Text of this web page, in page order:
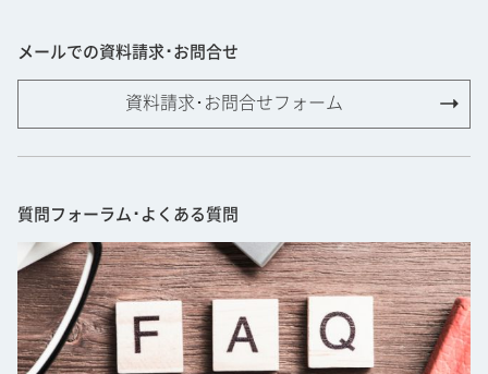
メールでの資料請求･お問合せ
資料請求･お問合せフォーム
質問フォーラム･よくある質問